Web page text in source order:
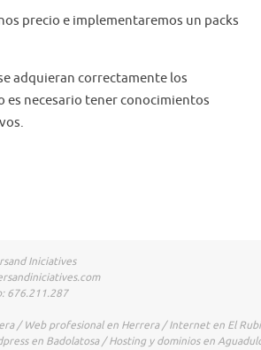
precio e implementaremos un packs
adquieran correctamente los
es necesario tener conocimientos
Iniciatives
676.211.287
/ Web profesional en Herrera / Internet en El
en Badolatosa / Hosting y dominios en